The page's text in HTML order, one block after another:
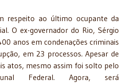
respeito ao último ocupante da
O ex-governador do Rio, Sérgio
anos em condenações criminais
em 23 processos. Apesar de
atos, mesmo assim foi solto pelo
Federal. Agora, será